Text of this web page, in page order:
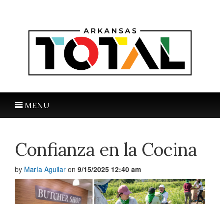
MENU
Confianza en la Cocina
by María Aguilar on 9/15/2025 12:40 am